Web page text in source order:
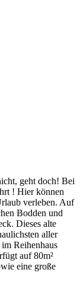
geht doch! Bei
! Hier können
verleben. Auf
Bodden und
Dieses alte
aller
Reihenhaus
auf 80m²
eine große